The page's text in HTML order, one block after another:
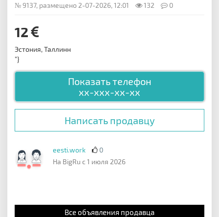
№ 9137, размещено 2-07-2026, 12:01 132 0
12
Эстония, Таллинн
"}
Показать телефон
xx-xxx-xx-xx
Написать продавцу
eesti.work
0
На BigRu с 1 июля 2026
Все объявления продавца